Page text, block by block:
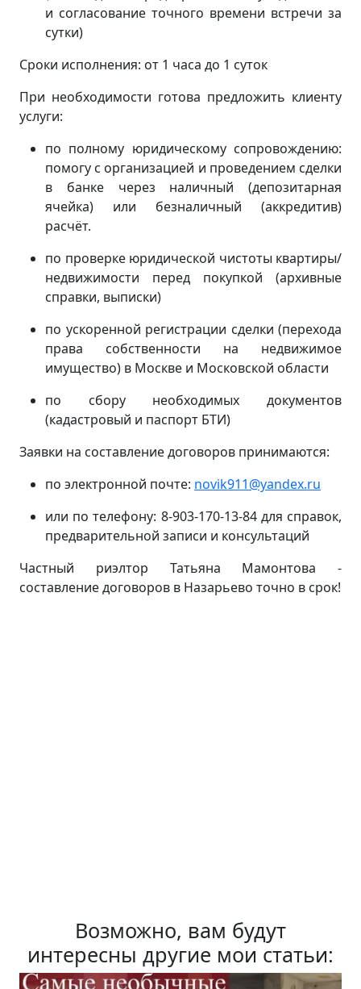
и согласование точного времени встречи за
сутки)
Сроки исполнения: от 1 часа до 1 суток
При необходимости готова предложить клиенту
услуги:
по полному юридическому сопровождению:
помогу с организацией и проведением сделки
в банке через наличный (депозитарная
ячейка) или безналичный (аккредитив)
расчёт.
по проверке юридической чистоты квартиры/
недвижимости перед покупкой (архивные
справки, выписки)
по ускоренной регистрации сделки (перехода
права собственности на недвижимое
имущество) в Москве и Московской области
по сбору необходимых документов
(кадастровый и паспорт БТИ)
Заявки на составление договоров принимаются:
по электронной почте: novik911@yandex.ru
или по телефону: 8-903-170-13-84 для справок,
предварительной записи и консультаций
Частный риэлтор Татьяна Мамонтова -
составление договоров в Назарьево точно в срок!
Возможно, вам будут
интересны другие мои статьи: